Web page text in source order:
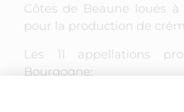
Côtes de Beaune loués
pour la production de
Les 11 appellations
Bourgogne: